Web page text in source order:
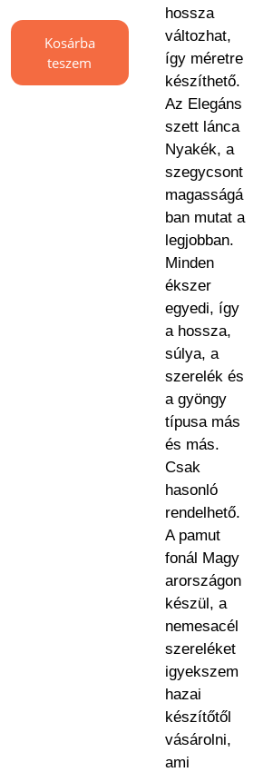
Kosárba
teszem
hossza
változhat,
így méretre
készíthető.
Az Elegáns
szett lánca
Nyakék, a
szegycsont
magasságá
ban mutat a
legjobban.
Minden
ékszer
egyedi, így
a hossza,
súlya, a
szerelék és
a gyöngy
típusa más
és más.
Csak
hasonló
rendelhető.
A pamut
fonál Magy
arországon
készül, a
nemesacél
szereléket
igyekszem
hazai
készítőtől
vásárolni,
ami